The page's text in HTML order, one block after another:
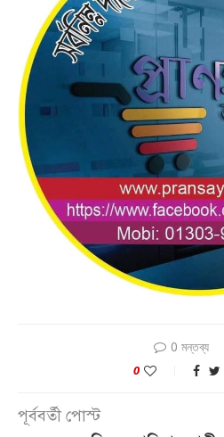
0 মন্তব্য
0
পূর্ববর্তী পোস্ট